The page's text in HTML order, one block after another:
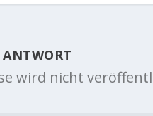
wird nicht